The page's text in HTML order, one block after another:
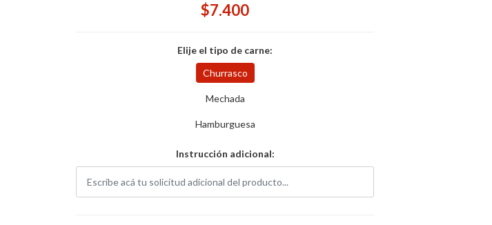
$7.400
Elije el tipo de carne:
Churrasco
Mechada
Hamburguesa
Instrucción adicional: